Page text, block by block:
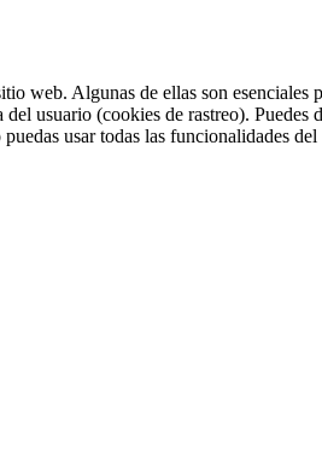
web. Algunas de ellas son
usuario (cookies de rastreo).
puedas usar todas las funcionalidades